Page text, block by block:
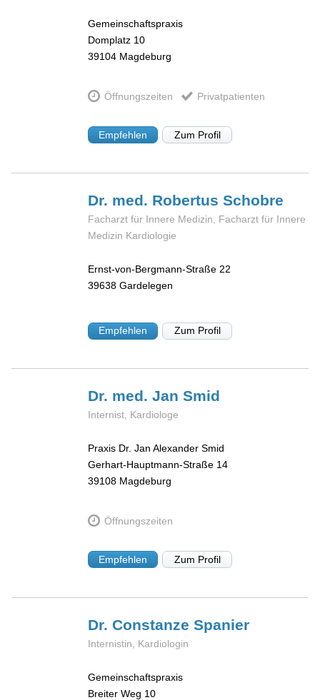
Gemeinschaftspraxis
Domplatz 10
39104 Magdeburg
Öffnungszeiten Privatpatienten
Empfehlen Zum Profil
Dr. med. RobertusSchobre
Facharzt für Innere Medizin, Facharzt für Innere
Medizin Kardiologie
Ernst-von-Bergmann-Straße 22
39638 Gardelegen
Empfehlen Zum Profil
Dr. med. JanSmid
Internist, Kardiologe
Praxis Dr. Jan Alexander Smid
Gerhart-Hauptmann-Straße 14
39108 Magdeburg
Öffnungszeiten
Empfehlen Zum Profil
Dr. ConstanzeSpanier
Internistin, Kardiologin
Gemeinschaftspraxis
Breiter Weg 10